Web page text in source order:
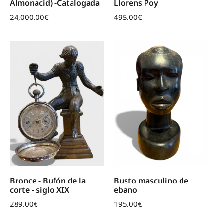
Almonacid) -Catalogada
24,000.00€
Llorens Poy
495.00€
Bronce - Bufón de la
corte - siglo XIX
289.00€
Busto masculino de
ebano
195.00€